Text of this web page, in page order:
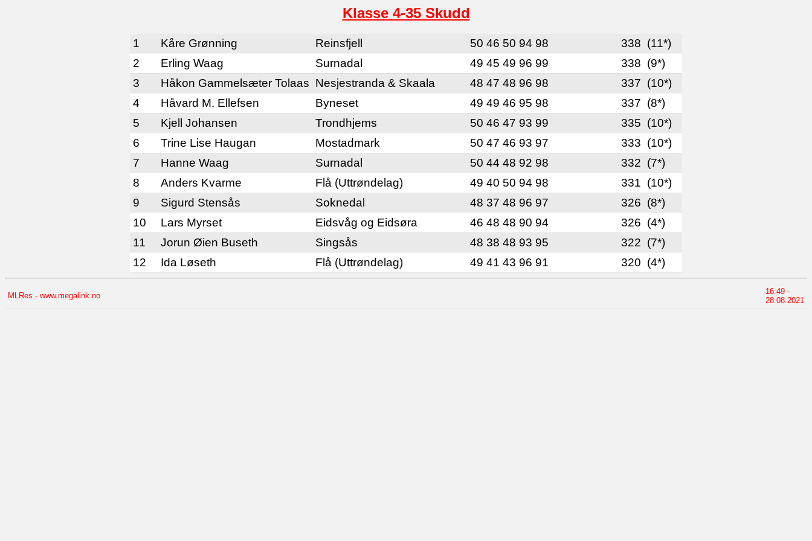
Klasse 4-35 Skudd
1 Kåre Grønning Reinsfjell 50 46 50 94 98 338 (11*)
2
Erling Waag Surnadal 49 45 49 96 99 338 (9*)
3
Håkon Gammelsæter Tolaas Nesjestranda & Skaala 48 47 48 96 98 337 (10*)
4
Håvard M. Ellefsen Byneset 49 49 46 95 98 337 (8*)
5
Kjell Johansen Trondhjems 50 46 47 93 99 335 (10*)
6
Trine Lise Haugan Mostadmark 50 47 46 93 97 333 (10*)
7
Hanne Waag Surnadal 50 44 48 92 98 332 (7*)
8
Anders Kvarme Flå (Uttrøndelag) 49 40 50 94 98 331 (10*)
9
Sigurd Stensås Soknedal 48 37 48 96 97 326 (8*)
10
Lars Myrset Eidsvåg og Eidsøra 46 48 48 90 94 326 (4*)
11
Jorun Øien Buseth Singsås 48 38 48 93 95 322 (7*)
12
Ida Løseth Flå (Uttrøndelag) 49 41 43 96 91 320 (4*)
MLRes - www.megalink.no
16:49 -
28.08.2021